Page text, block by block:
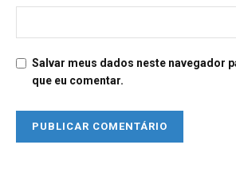
Salvar meus dados neste navegador
que eu comentar.